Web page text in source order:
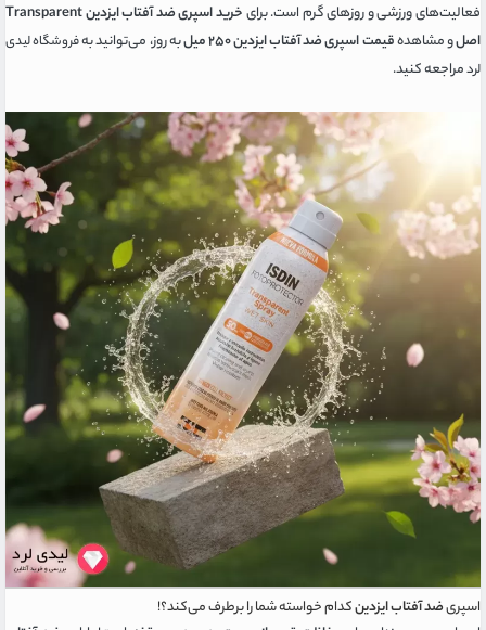
فعالیت‌های ورزشی و روزهای گرم است. برای
خرید اسپری ضد آفتاب ایزدین Transparent
اصلو مشاهدهقیمت اسپری ضد آفتاب ایزدین ۲۵۰ میل به روز، می‌توانید بهفروشگاه لیدی
لردمراجعه کنید.
اسپریضد آفتاب ایزدینکدام خواسته شما را برطرف می‌کند؟!